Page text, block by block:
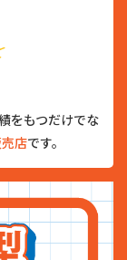
をもつだけでな
店です。